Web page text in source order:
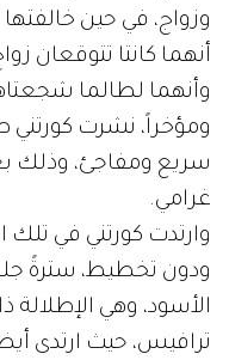
وزواج، في حين
أنهما كانتا تتوقعان
وأنهما لطالما
ومؤخراً، نشرت
سريع ومفاجئ، وذلك
غرامي.
وارتدت كورتني في
ودون تخطيط، سترةً
الأسود، وهي الإطلالة
ترافيس، حيث ارتدى